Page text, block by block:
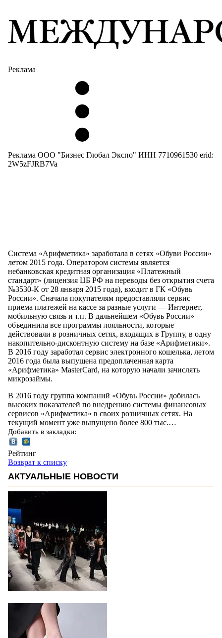
Реклама
Реклама ООО "Бизнес Глобал Экспо" ИНН 7710961530 erid:
2W5zFJRB7Va
Система «Арифметика» заработала в сетях «Обуви России»
летом 2015 года. Оператором системы является
небанковская кредитная организация «Платежный
стандарт» (лицензия ЦБ РФ на переводы без открытия счета
№3530-К от 28 января 2015 года), входит в ГК «Обувь
России». Сначала покупателям предоставляли сервис
приема платежей на кассе за разные услуги — Интернет,
мобильную связь и т.п. В дальнейшем «Обувь России»
объединила все программы лояльности, которые
действовали в розничных сетях, входящих в Группу, в одну
накопительно-дисконтную систему на базе «Арифметики».
В 2016 году заработал сервис электронного кошелька, летом
2016 года была выпущена предоплаченная карта
«Арифметика» MasterCard, на которую начали зачислять
микрозаймы.
В 2016 году группа компаний «Обувь России» добилась
высоких показателей по внедрению системы финансовых
сервисов «Арифметика» в своих розничных сетях. На
текущий момент уже выпущено более 800 тыс.…
Добавить в закладки:
Рейтинг
Возврат к списку
АКТУАЛЬНЫЕ НОВОСТИ
На участие в Московской неделе моды
подано 1047 заявок